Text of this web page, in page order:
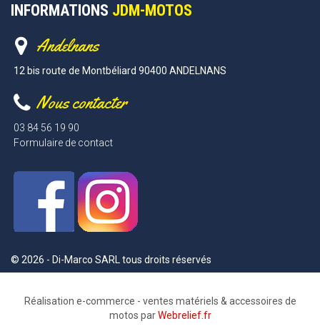
INFORMATIONS JDM-MOTOS
Andelnans
12 bis route de Montbéliard 90400 ANDELNANS
Nous contacter
03 84 56 19 90
Formulaire de contact
© 2026 - Di-Marco SARL tous droits réservés
Réalisation e-commerce - ventes matériels & accessoires de
motos parWebrelief.fr